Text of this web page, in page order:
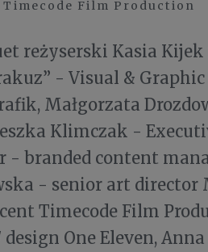
Film Production
reżyserski Kasia
- Visual & Graphic
Małgorzata
Klimczak -
- branded content
- senior art director
Timecode Film
One Eleven, Anna